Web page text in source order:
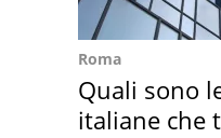
Roma
Quali sono
italiane che